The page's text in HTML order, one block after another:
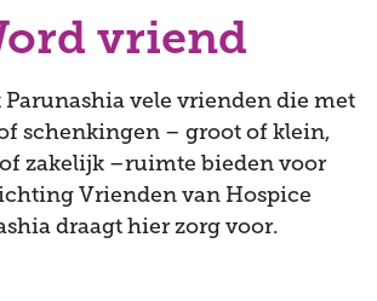
vriend
vele vrienden die met
schenkingen – groot of klein,
zakelijk –ruimte bieden voor
Vrienden van Hospice
draagt hier zorg voor.